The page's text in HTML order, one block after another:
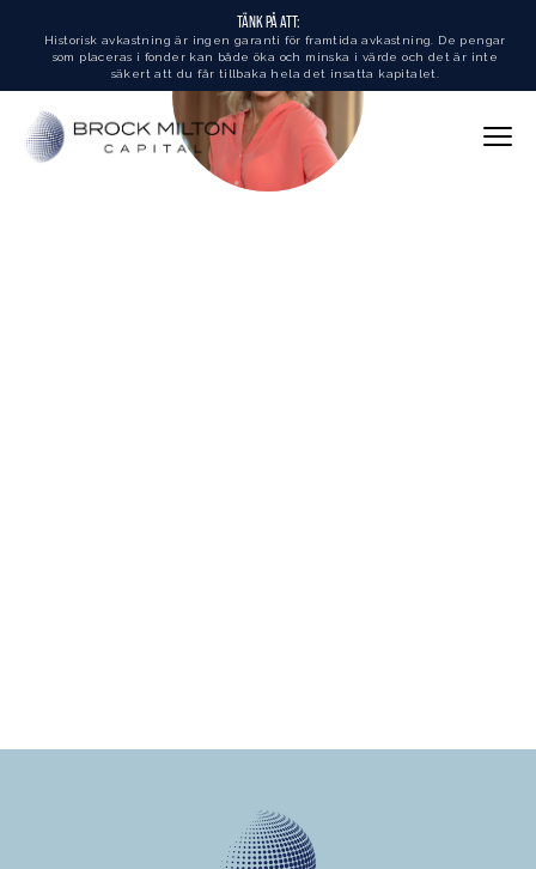
TÄNK PÅ ATT:
Historisk avkastning är ingen garanti för framtida avkastning. De pengar
som placeras i fonder kan både öka och minska i värde och det är inte
säkert att du får tillbaka hela det insatta kapitalet.